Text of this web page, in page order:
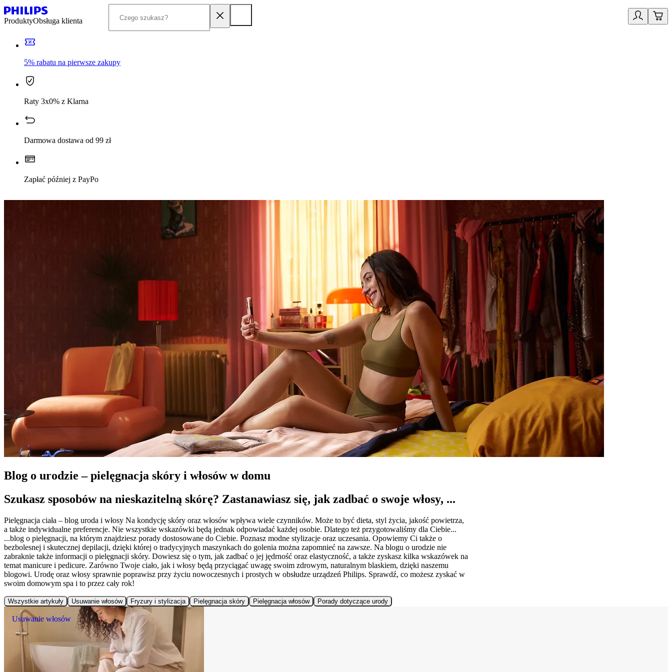
ProduktyObsługa klienta
5% rabatu na pierwsze zakupy
Raty 3x0% z Klarna
Darmowa dostawa od 99 zł
Zapłać później z PayPo
Blog o urodzie – pielęgnacja skóry i włosów w domu
Szukasz sposobów na nieskazitelną skórę? Zastanawiasz się, jak zadbać o swoje włosy, ...
Pielęgnacja ciała – blog uroda i włosy Na kondycję skóry oraz włosów wpływa wiele czynników. Może to być dieta, styl życia, jakość powietrza,
a także indywidualne preferencje. Nie wszystkie wskazówki będą jednak odpowiadać każdej osobie. Dlatego też przygotowaliśmy dla Ciebie...
...blog o pielęgnacji, na którym znajdziesz porady dostosowane do Ciebie. Poznasz modne stylizacje oraz uczesania. Opowiemy Ci także o
bezbolesnej i skutecznej depilacji, dzięki której o tradycyjnych maszynkach do golenia można zapomnieć na zawsze. Na blogu o urodzie nie
zabraknie także informacji o pielęgnacji skóry. Dowiesz się o tym, jak zadbać o jej jędrność oraz elastyczność, a także zyskasz kilka wskazówek na
temat manicure i pedicure. Zarówno Twoje ciało, jak i włosy będą przyciągać uwagę swoim zdrowym, naturalnym blaskiem, dzięki naszemu
blogowi. Urodę oraz włosy sprawnie poprawisz przy życiu nowoczesnych i prostych w obsłudze urządzeń Philips. Sprawdź, co możesz zyskać w
swoim domowym spa i to przez cały rok!
Wszystkie artykuły Usuwanie włosów Fryzury i stylizacja Pielęgnacja skóry Pielęgnacja włosów Porady dotyczące urody
Usuwanie włosów